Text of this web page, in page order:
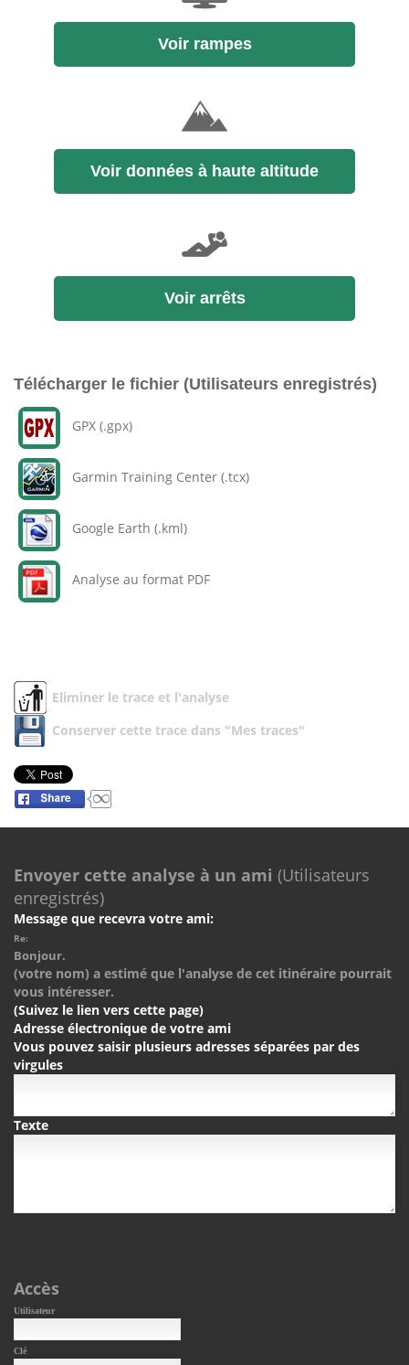
Voir rampes
Voir données à haute altitude
Voir arrêts
Télécharger le fichier (Utilisateurs enregistrés)
GPX (.gpx)
Garmin Training Center (.tcx)
Google Earth (.kml)
Analyse au format PDF
Eliminer le trace et l'analyse
Conserver cette trace dans "Mes traces"
Envoyer cette analyse à un ami (Utilisateurs
enregistrés)
Message que recevra votre ami:
Re:
Bonjour.
(votre nom) a estimé que l'analyse de cet itinéraire pourrait
vous intéresser.
(Suivez le lien vers cette page)
Adresse électronique de votre ami
Vous pouvez saisir plusieurs adresses séparées par des
virgules
Texte
Accès
Utilisateur
Clé